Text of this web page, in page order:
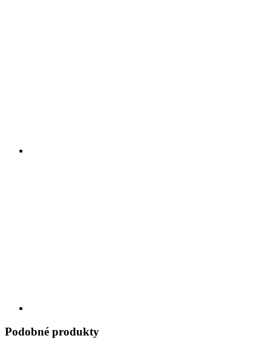
Podobné produkty